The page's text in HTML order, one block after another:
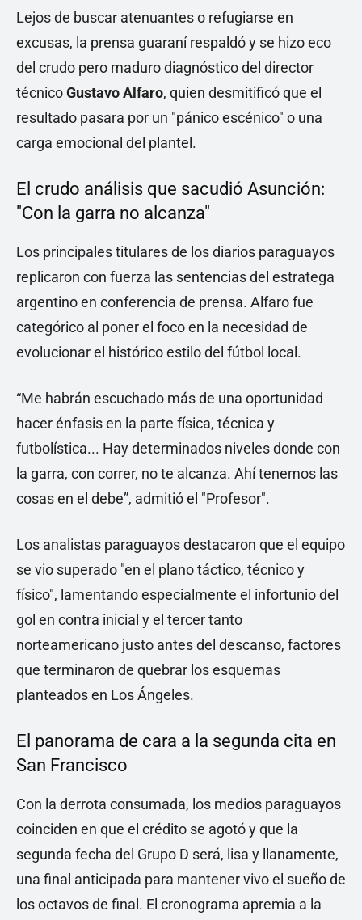
Lejos de buscar atenuantes o refugiarse en
excusas, la prensa guaraní respaldó y se hizo eco
del crudo pero maduro diagnóstico del director
técnicoGustavo Alfaro, quien desmitificó que el
resultado pasara por un "pánico escénico" o una
carga emocional del plantel.
El crudo análisis que sacudió Asunción:
"Con la garra no alcanza"
Los principales titulares de los diarios paraguayos
replicaron con fuerza las sentencias del estratega
argentino en conferencia de prensa. Alfaro fue
categórico al poner el foco en la necesidad de
evolucionar el histórico estilo del fútbol local.
“Me habrán escuchado más de una oportunidad
hacer énfasis en la parte física, técnica y
futbolística... Hay determinados niveles donde con
la garra, con correr, no te alcanza. Ahí tenemos las
cosas en el debe”, admitió el "Profesor".
Los analistas paraguayos destacaron que el equipo
se vio superado "en el plano táctico, técnico y
físico", lamentando especialmente el infortunio del
gol en contra inicial y el tercer tanto
norteamericano justo antes del descanso, factores
que terminaron de quebrar los esquemas
planteados en Los Ángeles.
El panorama de cara a la segunda cita en
San Francisco
Con la derrota consumada, los medios paraguayos
coinciden en que el crédito se agotó y que la
segunda fecha del Grupo D será, lisa y llanamente,
una final anticipada para mantener vivo el sueño de
los octavos de final. El cronograma apremia a la